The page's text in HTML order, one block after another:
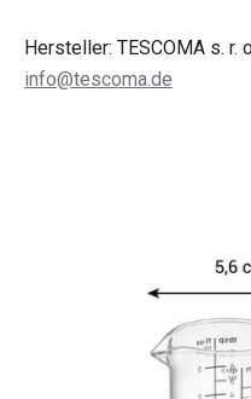
Hersteller: TESCOMA s. r.
info@tescoma.de